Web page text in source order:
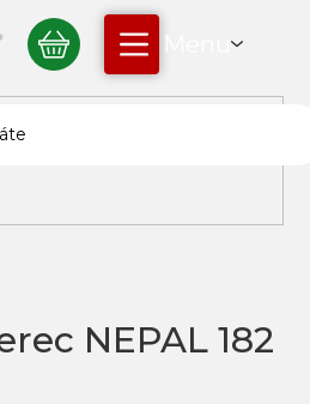
NÁKUPNÍ
KOŠÍK
NEPAL 182